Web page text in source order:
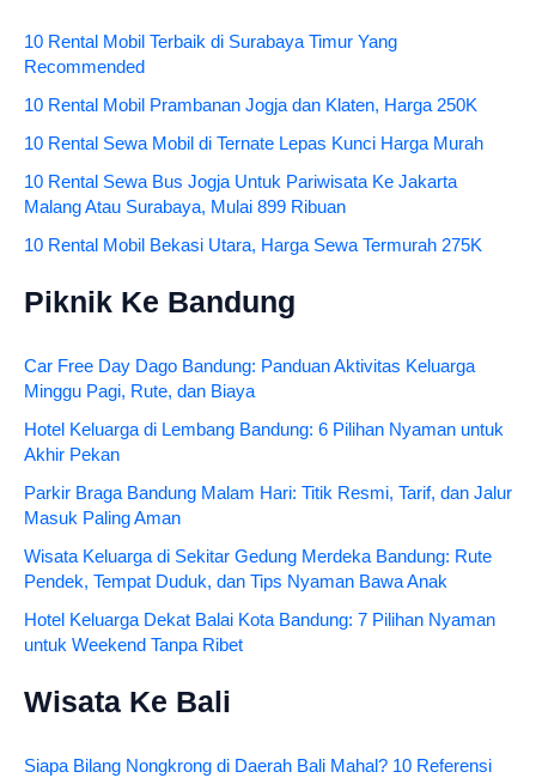
10 Rental Mobil Terbaik di Surabaya Timur Yang
Recommended
10 Rental Mobil Prambanan Jogja dan Klaten, Harga 250K
10 Rental Sewa Mobil di Ternate Lepas Kunci Harga Murah
10 Rental Sewa Bus Jogja Untuk Pariwisata Ke Jakarta
Malang Atau Surabaya, Mulai 899 Ribuan
10 Rental Mobil Bekasi Utara, Harga Sewa Termurah 275K
Piknik Ke Bandung
Car Free Day Dago Bandung: Panduan Aktivitas Keluarga
Minggu Pagi, Rute, dan Biaya
Hotel Keluarga di Lembang Bandung: 6 Pilihan Nyaman untuk
Akhir Pekan
Parkir Braga Bandung Malam Hari: Titik Resmi, Tarif, dan Jalur
Masuk Paling Aman
Wisata Keluarga di Sekitar Gedung Merdeka Bandung: Rute
Pendek, Tempat Duduk, dan Tips Nyaman Bawa Anak
Hotel Keluarga Dekat Balai Kota Bandung: 7 Pilihan Nyaman
untuk Weekend Tanpa Ribet
Wisata Ke Bali
Siapa Bilang Nongkrong di Daerah Bali Mahal? 10 Referensi